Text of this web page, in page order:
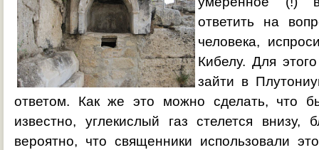
ответить на
человека,
Кибелу. Для
зайти в
ответом. Как же это можно сделать, что
известно, углекислый газ стелется
вероятно, что священники использовали